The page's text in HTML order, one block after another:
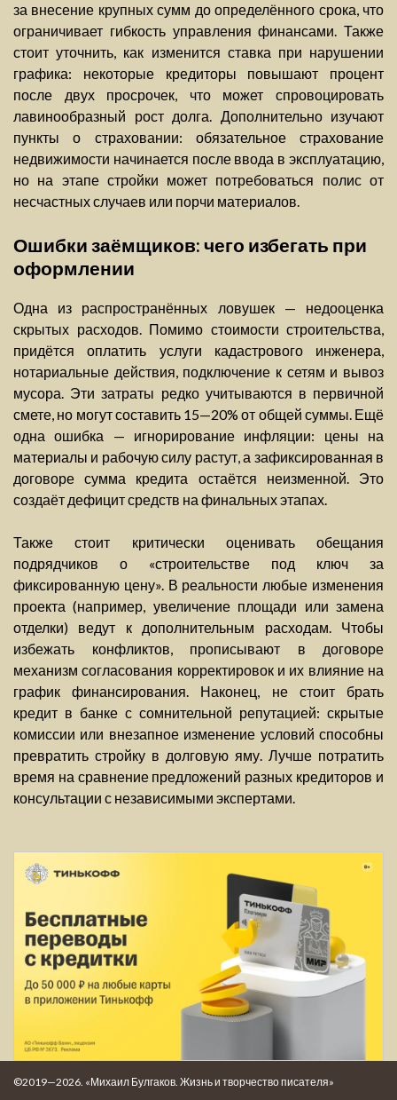
за внесение крупных сумм до определённого срока, что
ограничивает гибкость управления финансами. Также
стоит уточнить, как изменится ставка при нарушении
графика: некоторые кредиторы повышают процент
после двух просрочек, что может спровоцировать
лавинообразный рост долга. Дополнительно изучают
пункты о страховании: обязательное страхование
недвижимости начинается после ввода в эксплуатацию,
но на этапе стройки может потребоваться полис от
несчастных случаев или порчи материалов.
Ошибки заёмщиков: чего избегать при
оформлении
Одна из распространённых ловушек — недооценка
скрытых расходов. Помимо стоимости строительства,
придётся оплатить услуги кадастрового инженера,
нотариальные действия, подключение к сетям и вывоз
мусора. Эти затраты редко учитываются в первичной
смете, но могут составить 15—20% от общей суммы. Ещё
одна ошибка — игнорирование инфляции: цены на
материалы и рабочую силу растут, а зафиксированная в
договоре сумма кредита остаётся неизменной. Это
создаёт дефицит средств на финальных этапах.
Также стоит критически оценивать обещания
подрядчиков о «строительстве под ключ за
фиксированную цену». В реальности любые изменения
проекта (например, увеличение площади или замена
отделки) ведут к дополнительным расходам. Чтобы
избежать конфликтов, прописывают в договоре
механизм согласования корректировок и их влияние на
график финансирования. Наконец, не стоит брать
кредит в банке с сомнительной репутацией: скрытые
комиссии или внезапное изменение условий способны
превратить стройку в долговую яму. Лучше потратить
время на сравнение предложений разных кредиторов и
консультации с независимыми экспертами.
©2019—2026. «Михаил Булгаков. Жизнь и творчество писателя»